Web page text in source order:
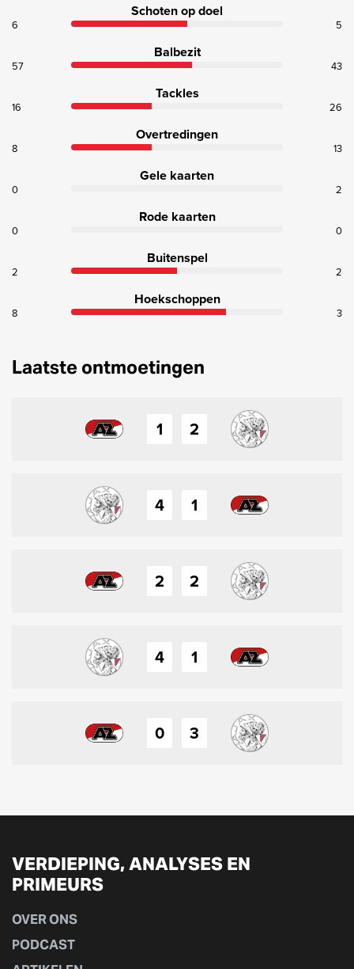
Schoten op doel
6 5
Balbezit
57 43
Tackles
16 26
Overtredingen
8 13
Gele kaarten
0 2
Rode kaarten
0 0
Buitenspel
2 2
Hoekschoppen
8 3
Laatste ontmoetingen
1 2
4 1
2 2
4 1
0 3
VERDIEPING, ANALYSES EN
PRIMEURS
OVER ONS
PODCAST